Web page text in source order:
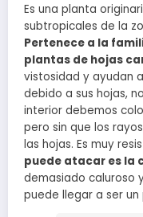
Es una planta
subtropicales de la
Pertenece a la
plantas de hojas
vistosidad y ayudan
debido a sus hojas,
interior debemos
pero sin que los
las hojas. Es muy
puede atacar es la
demasiado caluroso
puede llegar a ser un